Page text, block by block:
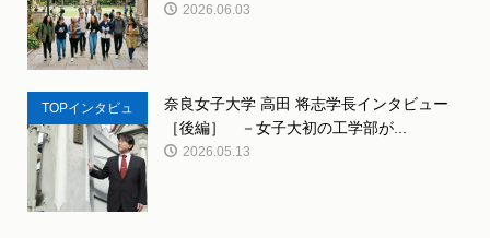
2026.06.03
TOPインタビュ
ー
奈良女子大学 高田 将志学長インタビュー
［後編］ －女子大初の工学部が...
2026.05.13